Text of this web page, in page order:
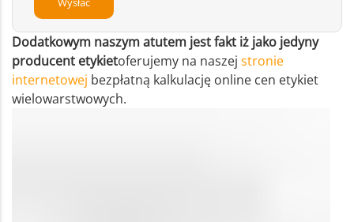
Dodatkowym naszym atutem jest fakt iż jako jedyny
producent etykietoferujemy na naszej stronie
internetowej bezpłatną kalkulację online cen etykiet
wielowarstwowych.